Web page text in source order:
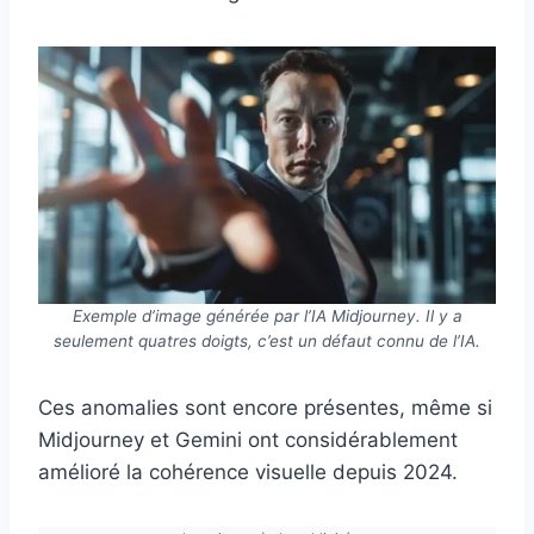
Exemple d’image générée par l’IA Midjourney. Il y a
seulement quatres doigts, c’est un défaut connu de l’IA.
Ces anomalies sont encore présentes, même si
Midjourney et Gemini ont considérablement
amélioré la cohérence visuelle depuis 2024.